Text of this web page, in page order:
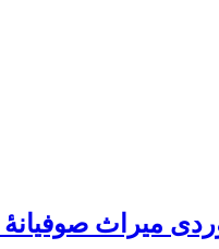
میراث صوفیانۀ